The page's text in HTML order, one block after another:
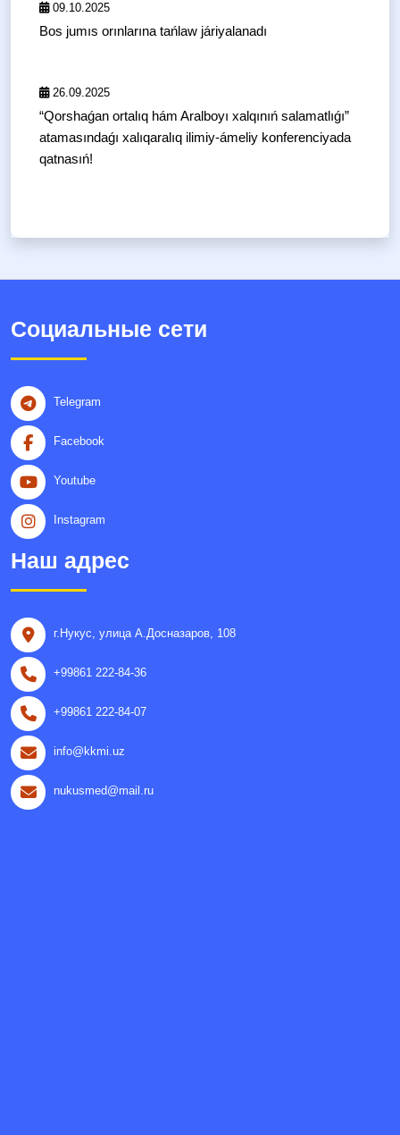
09.10.2025
Bos jumıs orınlarına tańlaw járiyalanadı
26.09.2025
“Qorshaǵan ortalıq hám Aralboyı xalqınıń salamatlıǵı”
atamasındaǵı xalıqaralıq ilimiy-ámeliy konferenciyada
qatnasıń!
Социальные сети
Telegram
Facebook
Youtube
Instagram
Наш адрес
г.Нукус, улица A.Досназаров, 108
+99861 222-84-36
+99861 222-84-07
info@kkmi.uz
nukusmed@mail.ru